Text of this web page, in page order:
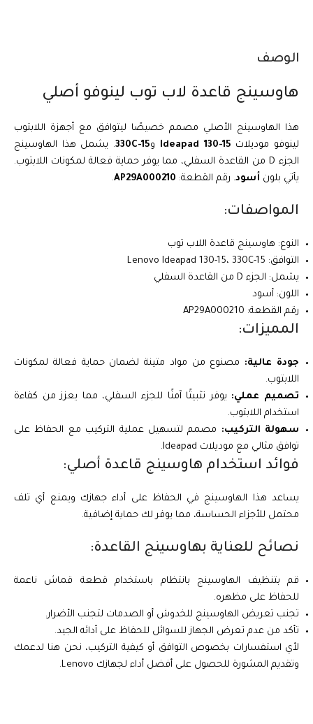
الوصف
هاوسينج قاعدة لاب توب لينوفو أصلي
هذا الهاوسينج الأصلي مصمم خصيصًا ليتوافق مع أجهزة اللابتوب
لينوفو موديلات Ideapad 130-15 و330C-15. يشمل هذا الهاوسينج
الجزء D من القاعدة السفلي، مما يوفر حماية فعالة لمكونات اللابتوب.
يأتي بلون أسود. رقم القطعة: AP29A000210
.
المواصفات:
النوع: هاوسينج قاعدة اللاب توب
التوافق: Lenovo Ideapad 130-15، 330C-15
يشمل: الجزء D من القاعدة السفلي
اللون: أسود
رقم القطعة: AP29A000210
المميزات:
جودة عالية: مصنوع من مواد متينة لضمان حماية فعالة لمكونات
اللابتوب.
تصميم عملي: يوفر تثبيتًا آمنًا للجزء السفلي، مما يعزز من كفاءة
استخدام اللابتوب.
سهولة التركيب: مصمم لتسهيل عملية التركيب مع الحفاظ على
توافق مثالي مع موديلات Ideapad.
فوائد استخدام هاوسينج قاعدة أصلي:
يساعد هذا الهاوسينج في الحفاظ على أداء جهازك ويمنع أي تلف
محتمل للأجزاء الحساسة، مما يوفر لك حماية إضافية.
نصائح للعناية بهاوسينج القاعدة:
قم بتنظيف الهاوسينج بانتظام باستخدام قطعة قماش ناعمة
للحفاظ على مظهره.
تجنب تعريض الهاوسينج للخدوش أو الصدمات لتجنب الأضرار.
تأكد من عدم تعرض الجهاز للسوائل للحفاظ على أدائه الجيد.
لأي استفسارات بخصوص التوافق أو كيفية التركيب، نحن هنا لدعمك
وتقديم المشورة للحصول على أفضل أداء لجهازك Lenovo.